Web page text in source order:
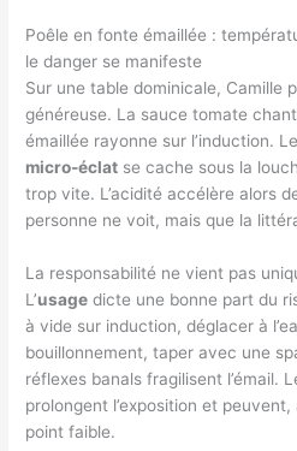
Poêle en fonte émaillée :
le danger se manifeste
Sur une table dominicale, Camille
généreuse. La sauce tomate
émaillée rayonne sur l’induction.
micro-éclat se cache sous la
trop vite. L’acidité accélère alors
personne ne voit, mais que la
La responsabilité ne vient pas
L’usage dicte une bonne part du
à vide sur induction, déglacer à
bouillonnement, taper avec une
réflexes banals fragilisent l’émail.
prolongent l’exposition et
point faible.